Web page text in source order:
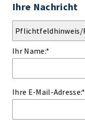
Ihre Nachricht
Ihr Name:*
Ihre E-Mail-Adresse:*